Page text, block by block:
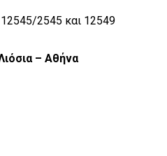
2545 και 12549
– Αθήνα